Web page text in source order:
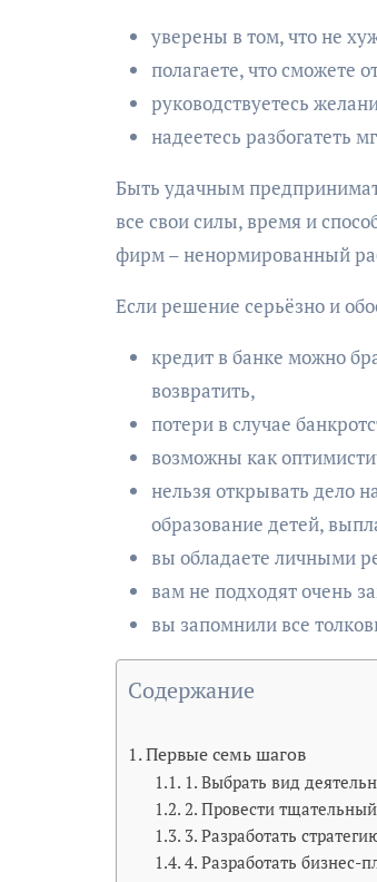
уверены в том, что не
полагаете, что сможете
руководствуетесь
надеетесь разбогатеть
Быть удачным
все свои силы, время и
фирм – ненормированный
Если решение серьёзно и
кредит в банке можно
возвратить,
потери в случае
возможны как
нельзя открывать дело
образование детей,
вы обладаете личными
вам не подходят очень
вы запомнили все
Содержание
Первые семь шагов
1. Выбрать вид
2. Провести
3. Разработать
4. Разработать бизнес-